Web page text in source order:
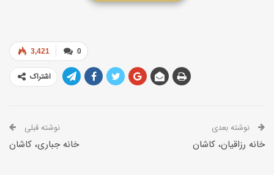
0
3,421
اشتراک
نوشته قبلی
خانه جباری، کاشان خانه رزاقیان، کاشان